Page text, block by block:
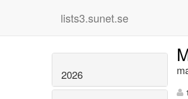
lists3.sunet.se
2026